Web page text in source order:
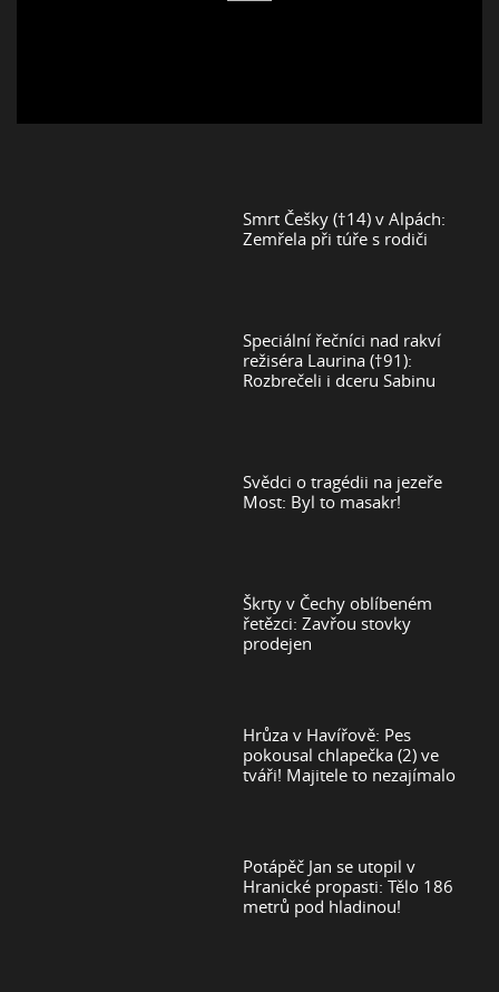
Smrt Češky (†14) v Alpách:
Zemřela při túře s rodiči
Speciální řečníci nad rakví
režiséra Laurina (†91):
Rozbrečeli i dceru Sabinu
Svědci o tragédii na jezeře
Most: Byl to masakr!
Škrty v Čechy oblíbeném
řetězci: Zavřou stovky
prodejen
Hrůza v Havířově: Pes
pokousal chlapečka (2) ve
tváři! Majitele to nezajímalo
Potápěč Jan se utopil v
Hranické propasti: Tělo 186
metrů pod hladinou!